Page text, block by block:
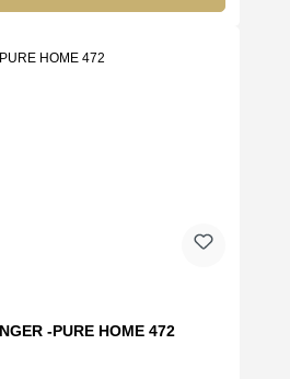
-PURE HOME 472